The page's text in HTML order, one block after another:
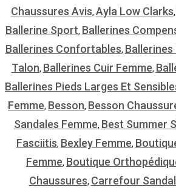
Chaussures Avis, Ayla Low Clarks,
Ballerine Sport, Ballerines
Ballerines Confortables,
Talon, Ballerines Cuir Femme,
Ballerines Pieds Larges Et
Femme, Besson, Besson
Sandales Femme, Best Summer
Fasciitis, Bexley Femme,
Femme, Boutique
Chaussures, Carrefour